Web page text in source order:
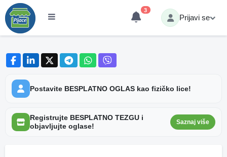
3
Prijavi se
Postavite BESPLATNO OGLAS kao fizičko lice!
Registrujte BESPLATNO TEZGU i
objavljujte oglase!
Saznaj više